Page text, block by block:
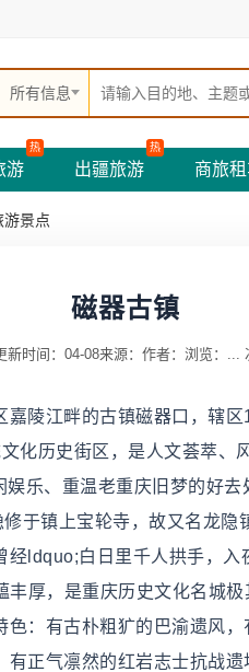
所有信息
游
热
出疆旅游
热
商旅
游景点
磁器古镇
新时间：04-08来源： 作者： 浏览： ...
陵江畔的古镇磁器口，辖
化历史街区，是人文荟萃、
乐、重温老重庆旧梦的好
于镇上宝轮寺，故又名龙隐
ldquo;白日里千人拱手，
厚，是重庆历史文化名城
：有古朴粗犷的巴渝遗风
正气凛然的红岩志士抗战遗